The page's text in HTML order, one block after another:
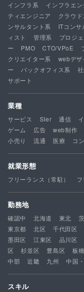
インフラ系
インフラエン
ティエンジニア
クラウ
ンサルタント系
ITコンサ
ィスト
管理系 プロジ
ー
PMO CTO/VPoE
クリエイター系
webデザ
ー
バックオフィス系
サポート
業種
サービス SIer 通信
ゲーム
広告 web制作
小売り
流通 医療 コ
就業形態
フリーランス（常駐）
勤務地
確認中 北海道 東北
東京都
北区 千代田区
墨田区
江東区 品川区
区
杉並区 豊島区 板
中部
近畿 九州 中国
スキル